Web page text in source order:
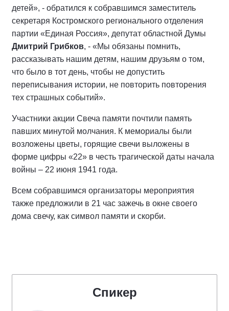
детей», - обратился к собравшимся заместитель
секретаря Костромского регионального отделения
партии «Единая Россия», депутат областной Думы
Дмитрий Грибков, - «Мы обязаны помнить,
рассказывать нашим детям, нашим друзьям о том,
что было в тот день, чтобы не допустить
переписывания истории, не повторить повторения
тех страшных событий».
Участники акции Свеча памяти почтили память
павших минутой молчания. К мемориалы были
возложены цветы, горящие свечи выложены в
форме цифры «22» в честь трагической даты начала
войны – 22 июня 1941 года.
Всем собравшимся организаторы мероприятия
также предложили в 21 час зажечь в окне своего
дома свечу, как символ памяти и скорби.
Спикер